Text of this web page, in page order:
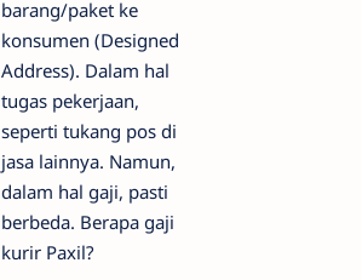
barang/paket ke
konsumen (Designed
Address). Dalam hal
tugas pekerjaan,
seperti tukang pos di
jasa lainnya. Namun,
dalam hal gaji, pasti
berbeda. Berapa gaji
kurir Paxil?